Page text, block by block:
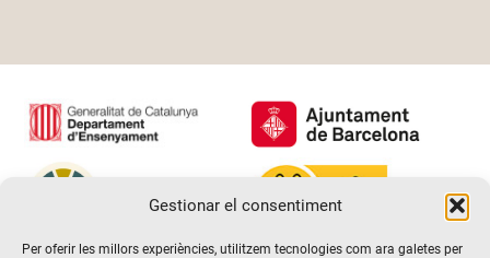
Gestionar el consentiment
Per oferir les millors experiències, utilitzem tecnologies com ara galetes per